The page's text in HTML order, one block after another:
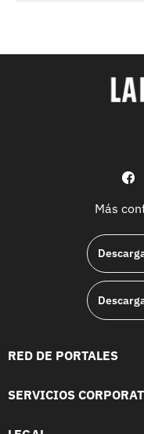
Más
RED DE PORTALES
SERVICIOS